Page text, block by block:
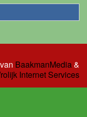
BaakmanMedia&
Internet Services